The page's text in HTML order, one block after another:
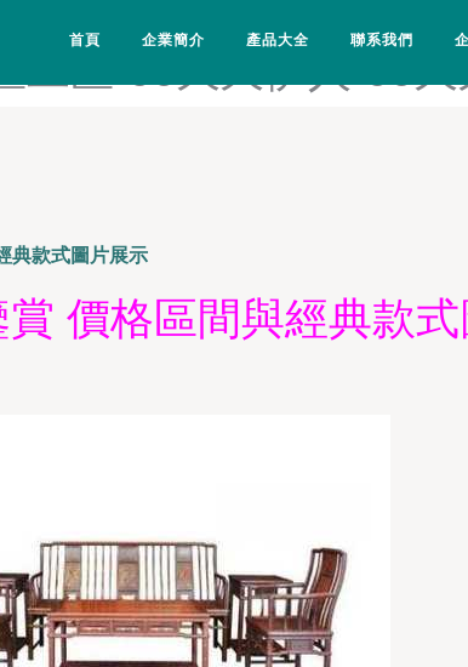
久久婷婷国产-99久久
首頁 企業簡介 產品大全 聯系我們
典款式圖片展示
價格區間與經典款